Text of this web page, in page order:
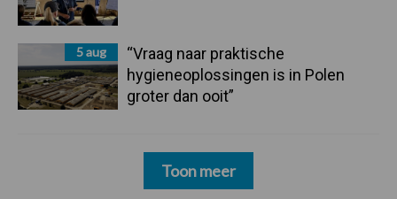
5 aug
“Vraag naar praktische
hygieneoplossingen is in Polen
groter dan ooit”
Toon meer